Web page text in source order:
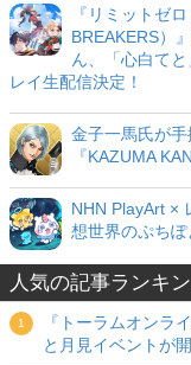
『リミットゼ
BREAKERS）
ん、「心白て
レイ生配信決定！
金子一馬氏が
『KAZUMA
NHN PlayArt ×
想世界のぷちぽ
人気の記事ランキ
『トーラムオンラ
と月見イベントが開